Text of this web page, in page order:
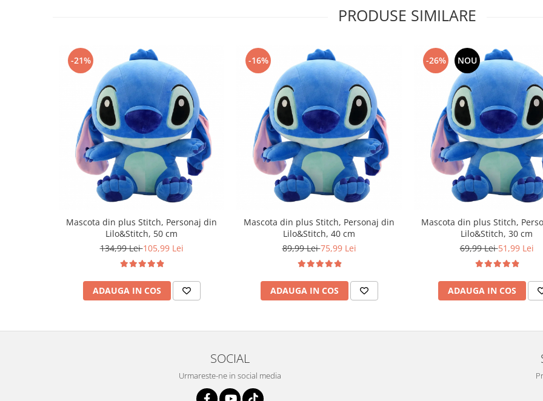
PRODUSE SIMILARE
-21%
Mascota din plus Stitch, Personaj din
Lilo&Stitch, 50 cm
134,99 Lei105,99 Lei
ADAUGA IN COS
-16%
Mascota din plus Stitch, Personaj din
Lilo&Stitch, 40 cm
89,99 Lei75,99 Lei
ADAUGA IN COS
-26% NOU
Mascota din plus Stitch,
Lilo&Stitch, 30 cm
69,99 Lei51,99 Lei
ADAUGA IN COS
SOCIAL
Urmareste-ne in social media